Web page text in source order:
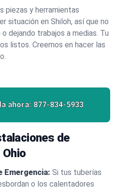
piezas y herramientas
situación en Shiloh, así que no
dejando trabajos a medias. Tu
listos. Creemos en hacer las
ahora: 877-834-5933
de
Emergencia: Si tus tuberías
o los calentadores